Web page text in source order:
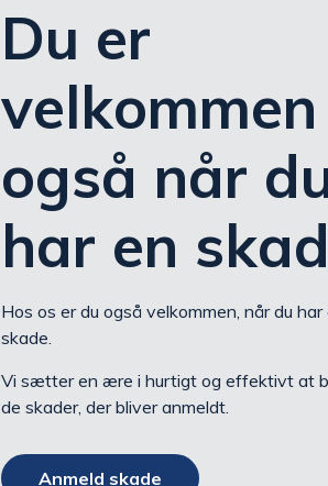
Du er
også når
har en
Hos os er du også velkommen, når du har
skade.
Vi sætter en ære i hurtigt og effektivt at
de skader, der bliver anmeldt.
Anmeld skade